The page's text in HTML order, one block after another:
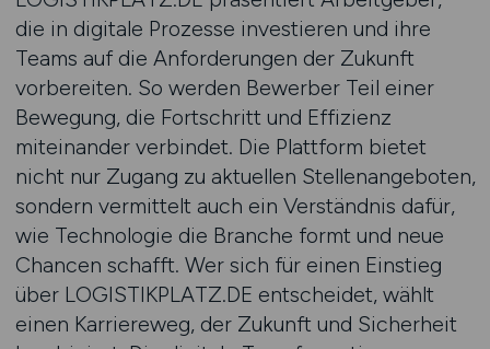
die in digitale Prozesse investieren und ihre
Teams auf die Anforderungen der Zukunft
vorbereiten. So werden Bewerber Teil einer
Bewegung, die Fortschritt und Effizienz
miteinander verbindet. Die Plattform bietet
nicht nur Zugang zu aktuellen Stellenangeboten,
sondern vermittelt auch ein Verständnis dafür,
wie Technologie die Branche formt und neue
Chancen schafft. Wer sich für einen Einstieg
über LOGISTIKPLATZ.DE entscheidet, wählt
einen Karriereweg, der Zukunft und Sicherheit